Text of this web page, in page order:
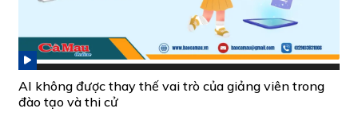
AI không được thay thế vai trò của giảng viên trong
đào tạo và thi cử